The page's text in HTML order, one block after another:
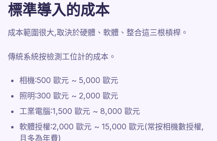
標準導入的成本
成本範圍很大,取決於硬體、軟體、整合這三根槓桿。
傳統系統按檢測工位計的成本。
相機:500 歐元 ~ 5,000 歐元
照明:300 歐元 ~ 2,000 歐元
工業電腦:1,500 歐元 ~ 8,000 歐元
軟體授權:2,000 歐元 ~ 15,000 歐元(常按相機數授權,
且多為年費)